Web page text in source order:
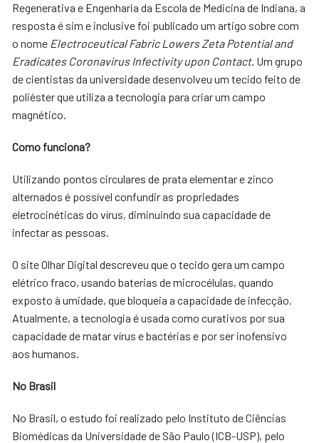
Regenerativa e Engenharia da Escola de Medicina de Indiana, a
resposta é sim e inclusive foi publicado um artigo sobre com
o nome Electroceutical Fabric Lowers Zeta Potential and
Eradicates Coronavirus Infectivity upon Contact. Um grupo
de cientistas da universidade desenvolveu um tecido feito de
poliéster que utiliza a tecnologia para criar um campo
magnético.
Como funciona?
Utilizando pontos circulares de prata elementar e zinco
alternados é possível confundir as propriedades
eletrocinéticas do vírus, diminuindo sua capacidade de
infectar as pessoas.
O site Olhar Digital descreveu que o tecido gera um campo
elétrico fraco, usando baterias de microcélulas, quando
exposto à umidade, que bloqueia a capacidade de infecção.
Atualmente, a tecnologia é usada como curativos por sua
capacidade de matar vírus e bactérias e por ser inofensivo
aos humanos.
No Brasil
No Brasil, o estudo foi realizado pelo Instituto de Ciências
Biomédicas da Universidade de São Paulo (ICB-USP), pelo